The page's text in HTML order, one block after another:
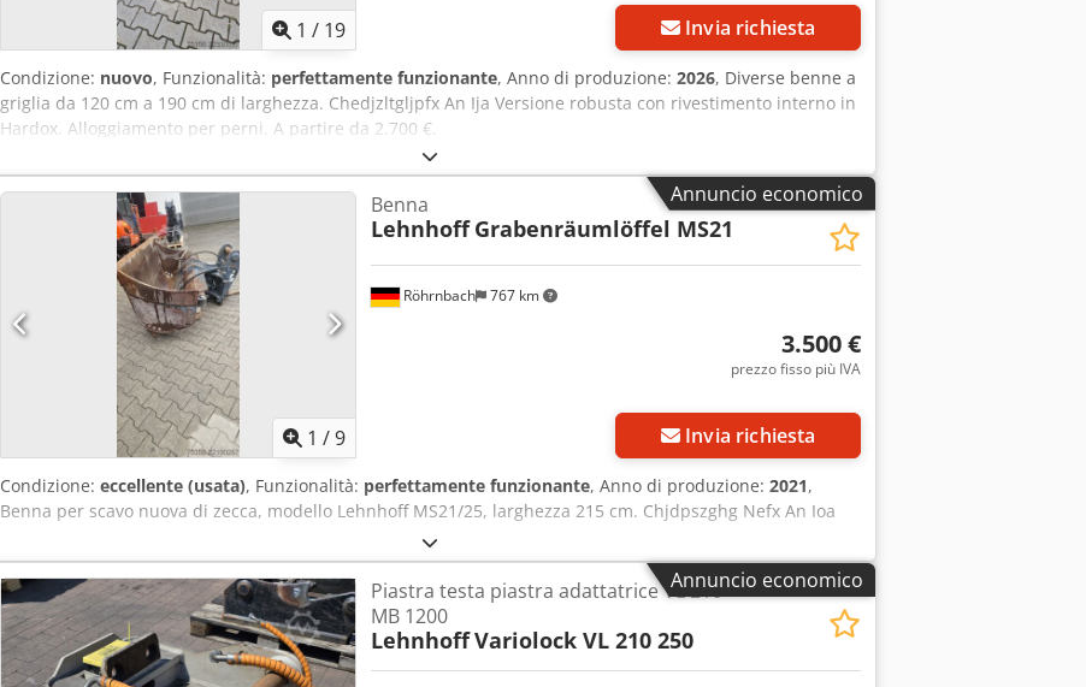
1 / 19 Invia richiesta
Condizione: nuovo, Funzionalità: perfettamente funzionante, Anno di produzione: 2026, Diverse benne a
griglia da 120 cm a 190 cm di larghezza. Chedjzltgljpfx An Ija Versione robusta con rivestimento interno in
Hardox. Alloggiamento per perni. A partire da 2.700 €.
Annuncio economico
1 /9
Röhrnbach 767 km
Benna
Lehnhoff Grabenräumlöffel MS21
3.500 €
prezzo fisso più IVA
Invia richiesta
Condizione: eccellente (usata), Funzionalità: perfettamente funzionante, Anno di produzione: 2021,
Benna per scavo nuova di zecca, modello Lehnhoff MS21/25, larghezza 215 cm. Chjdpszghg Nefx An Ioa
Annuncio economico
Piastra testa piastra adattatrice VL 210
MB 1200
LehnhoffVariolock VL 210 250